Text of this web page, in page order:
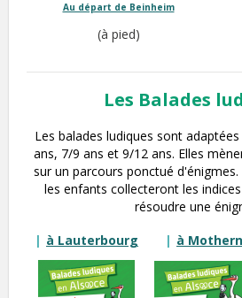
Au départ de Beinheim
(à pied)
Les Balades
Les balades ludiques sont adaptées
ans, 7/9 ans et 9/12 ans. Elles
sur un parcours ponctué d'énigmes.
les enfants collecteront les
résoudre une
à Lauterbourg
à Mothern